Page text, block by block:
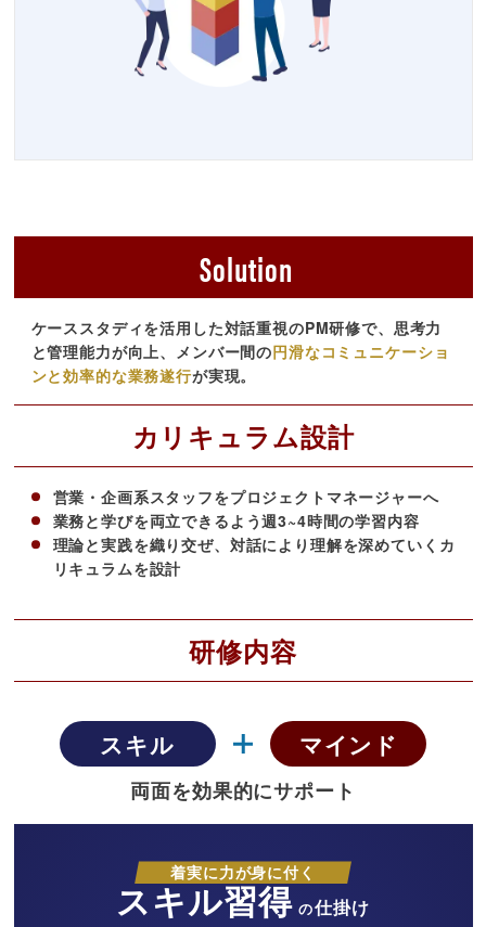
Solution
ケーススタディを活用した対話重視のPM研修で、思考力
と管理能力が向上、メンバー間の円滑なコミュニケーショ
ンと効率的な業務遂行が実現。
カリキュラム設計
営業・企画系スタッフをプロジェクトマネージャーへ
業務と学びを両立できるよう週3~4時間の学習内容
理論と実践を織り交ぜ、対話により理解を深めていくカ
リキュラムを設計
研修内容
スキル マインド
両面を効果的にサポート
着実に力が身に付く
スキル習得 の仕掛け